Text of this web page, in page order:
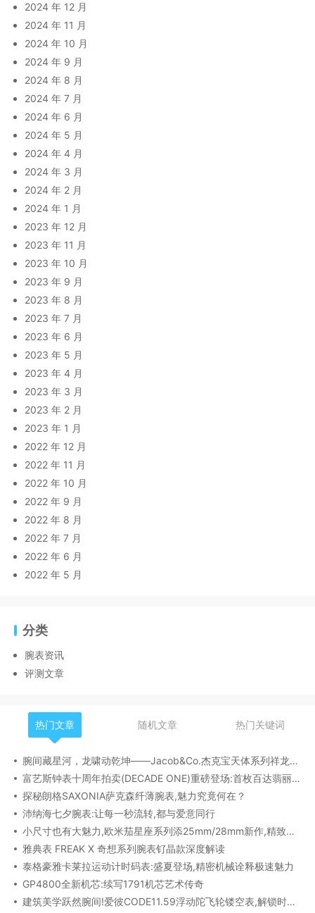
2024 年 12 月
2024 年 11 月
2024 年 10 月
2024 年 9 月
2024 年 8 月
2024 年 7 月
2024 年 6 月
2024 年 5 月
2024 年 4 月
2024 年 3 月
2024 年 2 月
2024 年 1 月
2023 年 12 月
2023 年 11 月
2023 年 10 月
2023 年 9 月
2023 年 8 月
2023 年 7 月
2023 年 6 月
2023 年 5 月
2023 年 4 月
2023 年 3 月
2023 年 2 月
2023 年 1 月
2022 年 12 月
2022 年 11 月
2022 年 10 月
2022 年 9 月
2022 年 8 月
2022 年 7 月
2022 年 6 月
2022 年 5 月
分类
腕表资讯
评测文章
热门文章 随机文章 热门关键词
腕间藏星河，龙啸动乾坤——Jacob&Co.杰克宝天体系列祥龙款艺术腕表解析
富艺斯钟表十周年拍卖(DECADE ONE)重磅登场:首枚百达翡丽1518精钢腕表领衔呈献
探秘朗格SAXONIA萨克森纤薄腕表,魅力究竟何在？
沛纳海七夕腕表:让每一秒流转,都与爱意同行
小尺寸也有大魅力,欧米茄星座系列添25mm/28mm新作,精致感拉满
雅典表 FREAK X 奇想系列腕表钌晶款深度解读​
泰格豪雅卡莱拉运动计时码表:盛夏登场,精密机械诠释极速魅力
GP4800全新机芯:续写1791机芯艺术传奇
建筑美学跃然腕间!爱彼CODE11.59浮动陀飞轮镂空表,解锁时间律动新形态